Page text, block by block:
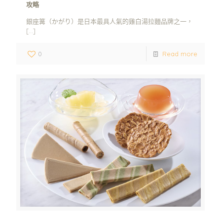
攻略
銀座篝（かがり）是日本最具人氣的雞白湯拉麵品牌之一，
[…]
0 Read more